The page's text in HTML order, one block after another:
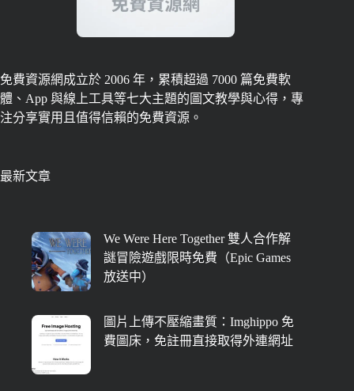
免費資源網成立於 2006 年，累積超過 7000 篇免費軟
體、App 與線上工具等七大主題的圖文教學與心得，專
注分享實用且值得信賴的免費資源。
最新文章
We Were Here Together 雙人合作解
謎冒險遊戲限時免費（Epic Games
放送中）
圖片上傳不壓縮畫質：Imghippo 免
費圖床，免註冊直接取得外連網址